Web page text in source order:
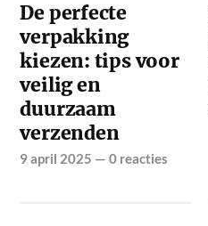
De perfecte
verpakking
kiezen: tips voor
veilig en
duurzaam
verzenden
9 april 2025 —0 reacties